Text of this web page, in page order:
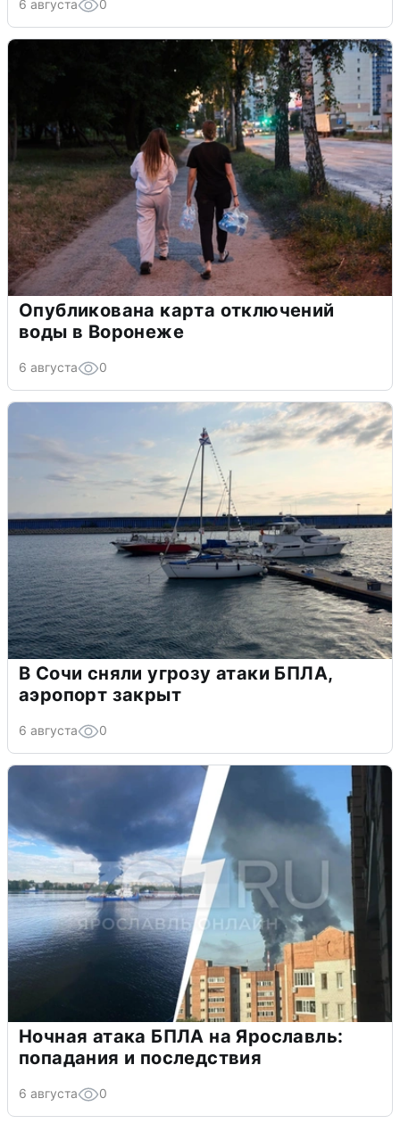
6 августа 0
Опубликована карта отключений
воды в Воронеже
6 августа 0
В Сочи сняли угрозу атаки БПЛА,
аэропорт закрыт
6 августа 0
Ночная атака БПЛА на Ярославль:
попадания и последствия
6 августа 0